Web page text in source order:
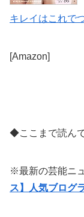
キレイはこれで
[Amazon]
◆ここまで読ん
※最新の芸能ニ
ス】人気ブログ